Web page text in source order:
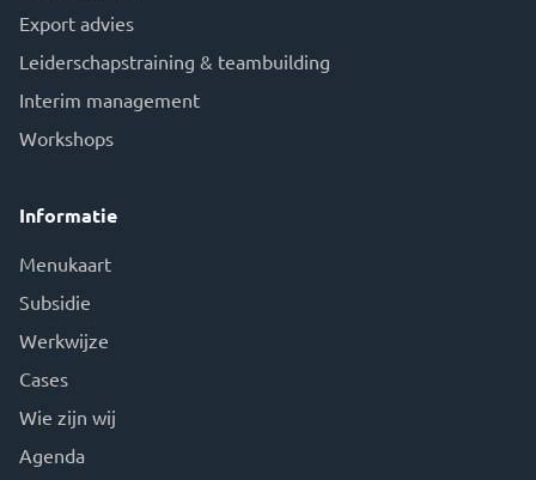
Export advies
Leiderschapstraining & teambuilding
Interim management
Workshops
Informatie
Menukaart
Subsidie
Werkwijze
Cases
Wie zijn wij
Agenda